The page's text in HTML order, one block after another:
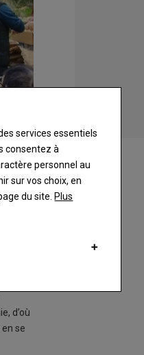
A10,
leur
d’où
se
services essentiels
consentez à
personnel au
sur vos choix, en
du site. Plus